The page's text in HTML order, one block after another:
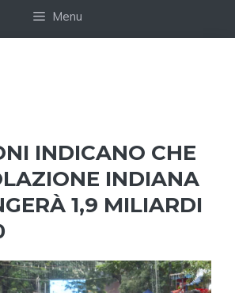
Menu
INDICANO CHE
INDIANA
1,9 MILIARDI